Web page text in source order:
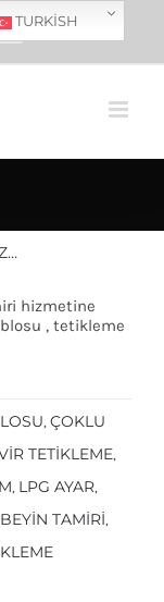
WhatsApp
hizmetine
, tetikleme
, ÇOKLU
TETIKLEME,
, LPG AYAR,
TAMIRI,
TURKISH